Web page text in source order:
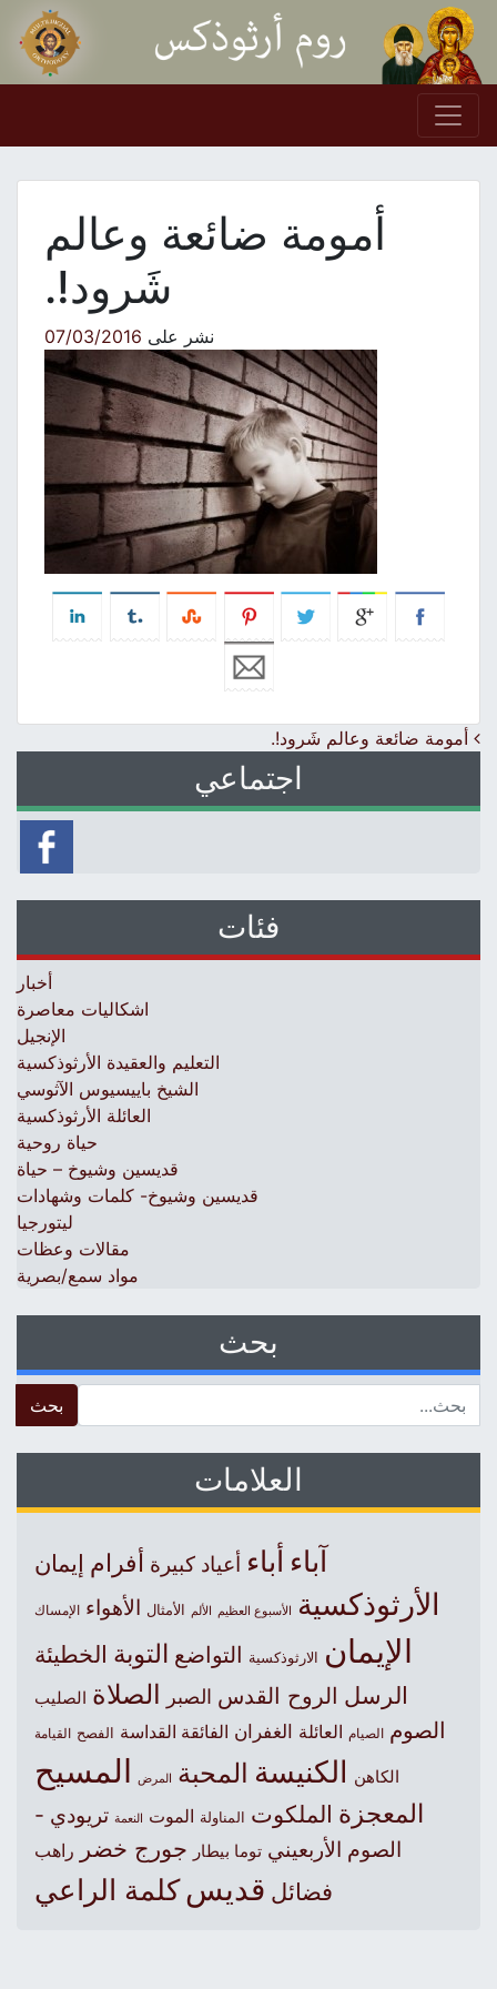
Skip to content
Main Navigation
أمومة ضائعة وعالم
شَرود!.
نشر على07/03/2016
Post navigation
أمومة ضائعة وعالم شَرود!.
اجتماعي
فئات
أخبار
اشكاليات معاصرة
الإنجيل
التعليم والعقيدة الأرثوذكسية
الشيخ باييسيوس الآثوسي
العائلة الأرثوذكسية
حياة روحية
قديسين وشيوخ – حياة
قديسين وشيوخ- كلمات وشهادات
ليتورجيا
مقالات وعظات
مواد سمع/بصرية
بحث
العلامات
آباءأباء أعياد كبيرة أفرام إيمان
الأرثوذكسية الأسبوع العظيم الألم الأمثال الأهواء الإمساك
الإيمان الارثوذكسية التواضع التوبة الخطيئة
الرسل الروح القدس الصبر الصلاة الصليب
الصوم الصيام العائلة الغفران الفائقة القداسة الفصح القيامة
الكاهن الكنيسةالمحبة المرض المسيح
المعجزة الملكوت المناولة الموت النعمة تريودي -
الصوم الأربعيني توما بيطار جورج خضر راهب
فضائل قديس كلمة الراعي